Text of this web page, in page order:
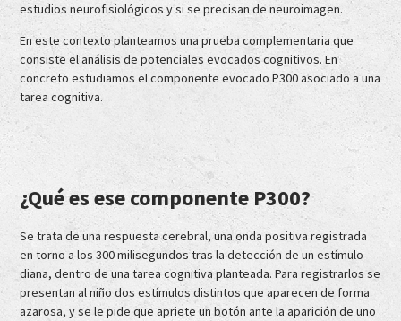
estudios neurofisiológicos y si se precisan de neuroimagen.
En este contexto planteamos una prueba complementaria que
consiste el análisis de potenciales evocados cognitivos. En
concreto estudiamos el componente evocado P300 asociado a una
tarea cognitiva.
¿Qué es ese componente P300?
Se trata de una respuesta cerebral, una onda positiva registrada
en torno a los 300 milisegundos tras la detección de un estímulo
diana, dentro de una tarea cognitiva planteada. Para registrarlos se
presentan al niño dos estímulos distintos que aparecen de forma
azarosa, y se le pide que apriete un botón ante la aparición de uno